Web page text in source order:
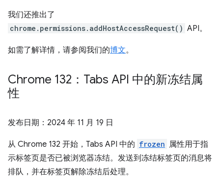
我们还推出了
chrome.permissions.addHostAccessRequest() API。
如需了解详情，请参阅我们的博文。
Chrome 132：Tabs API 中的新冻结属
性
发布日期： 2024 年 11 月 19 日
从 Chrome 132 开始，Tabs API 中的 frozen 属性用于指
示标签页是否已被浏览器冻结。发送到冻结标签页的消息将
排队，并在标签页解除冻结后处理。